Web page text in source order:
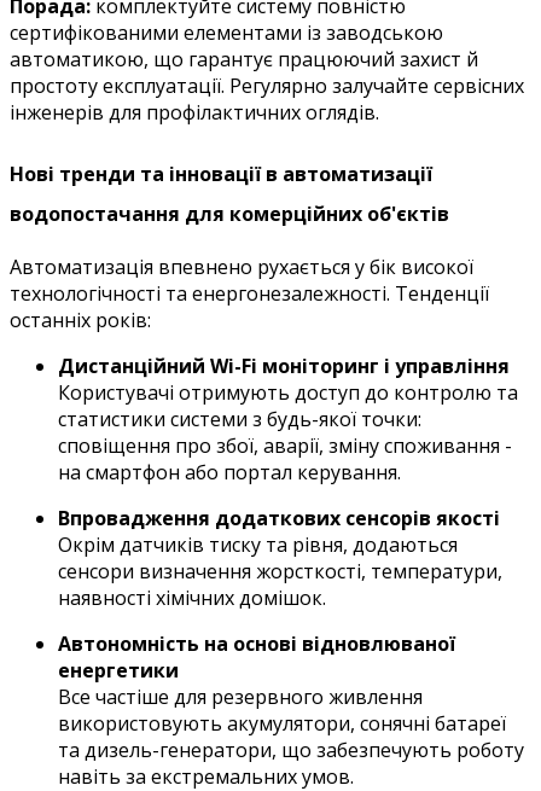
Порада: комплектуйте систему повністю
сертифікованими елементами із заводською
автоматикою, що гарантує працюючий захист й
простоту експлуатації. Регулярно залучайте сервісних
інженерів для профілактичних оглядів.
Нові тренди та інновації в автоматизації
водопостачання для комерційних об'єктів
Автоматизація впевнено рухається у бік високої
технологічності та енергонезалежності. Тенденції
останніх років:
Дистанційний Wi-Fi моніторинг і управління
Користувачі отримують доступ до контролю та
статистики системи з будь-якої точки:
сповіщення про збої, аварії, зміну споживання -
на смартфон або портал керування.
Впровадження додаткових сенсорів якості
Окрім датчиків тиску та рівня, додаються
сенсори визначення жорсткості, температури,
наявності хімічних домішок.
Автономність на основі відновлюваної
енергетики
Все частіше для резервного живлення
використовують акумулятори, сонячні батареї
та дизель-генератори, що забезпечують роботу
навіть за екстремальних умов.